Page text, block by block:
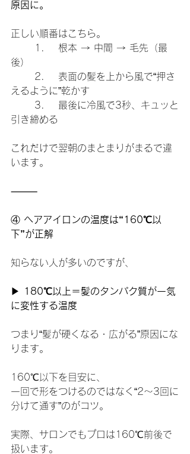
原因に。
正しい順番はこちら。
後）
えるように”乾かす
引き締める
これだけで翌朝のまとまりがまるで違
います。
⸻
④ ヘアアイロンの温度は“160℃以
下”が正解
知らない人が多いのですが、
▶
180℃以上＝髪のタンパク質が一気
に変性する温度
つまり“髪が硬くなる・広がる”原因にな
ります。
160℃以下を目安に、
一回で形をつけるのではなく“2〜3回に
分けて通す”のがコツ。
実際、サロンでもプロは160℃前後で
扱います。